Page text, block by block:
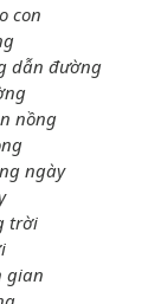
con
đường
nồng
ngày
trời
gian